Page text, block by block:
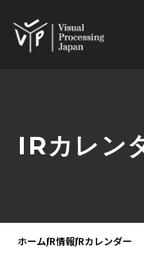
IRカレン
ホームIR情報IRカレンダー